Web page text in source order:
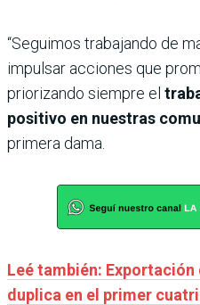
“Seguimos trabajando de
impulsar acciones que
priorizando siempre el
positivo en nuestras
primera dama.
Leé también:
duplica en el primer